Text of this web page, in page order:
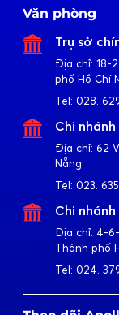
Văn phòng
Trụ sở
Địa chỉ: 18-
phố Hồ Chí
Tel: 028.
Chi
Địa chỉ: 62
Nẵng
Tel: 023.
Chi nhánh
Địa chỉ: 4-
Thành phố
Tel: 024.